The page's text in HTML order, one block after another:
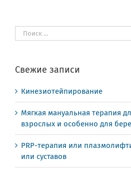
Результат
поиска:
Свежие записи
Кинезиотейпирование
Мягкая мануальная терапия
взрослых и особенно для
PRP-терапия или
или суставов